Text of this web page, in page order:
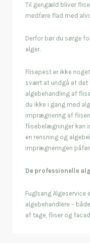
Til gengæld bliver
medføre flad med
Derfor bør du sørge
alger.
Flisepest er ikke
svært at undgå at det
algebehandling af
du ikke i gang med
imprægnering af
flisebelægninger kan
en rensning og
imprægneringen
De professionelle
Fuglsang Algeservice
algebehandlere –
af tage, fliser og